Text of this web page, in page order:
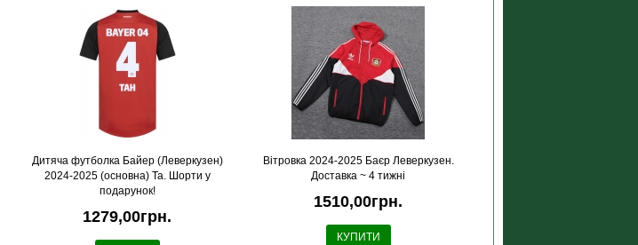
Дитяча футболка Байер (Леверкузен)
2024-2025 (основна) Та. Шорти у
подарунок!
1279,00грн.
Вітровка 2024-2025 Баєр Леверкузен.
Доставка ~ 4 тижні
1510,00грн.
КУПИТИ